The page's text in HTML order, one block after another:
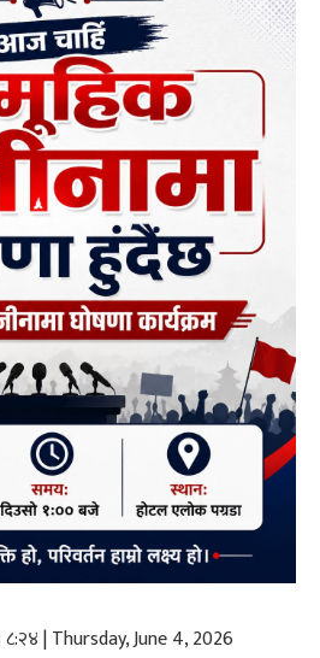
| Thursday, June 4, 2026